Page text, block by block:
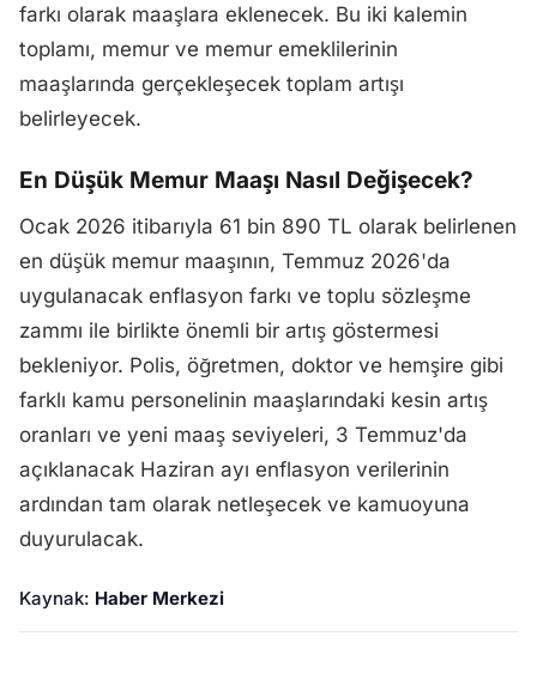
farkı olarak maaşlara eklenecek. Bu iki kalemin
toplamı, memur ve memur emeklilerinin
maaşlarında gerçekleşecek toplam artışı
belirleyecek.
En Düşük Memur Maaşı Nasıl Değişecek?
Ocak 2026 itibarıyla 61 bin 890 TL olarak belirlenen
en düşük memur maaşının, Temmuz 2026'da
uygulanacak enflasyon farkı ve toplu sözleşme
zammı ile birlikte önemli bir artış göstermesi
bekleniyor. Polis, öğretmen, doktor ve hemşire gibi
farklı kamu personelinin maaşlarındaki kesin artış
oranları ve yeni maaş seviyeleri, 3 Temmuz'da
açıklanacak Haziran ayı enflasyon verilerinin
ardından tam olarak netleşecek ve kamuoyuna
duyurulacak.
Kaynak: Haber Merkezi